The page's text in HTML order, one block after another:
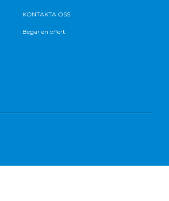
KONTAKTA OSS
Begär en offert